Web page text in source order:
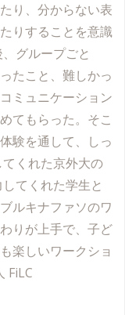
り、分からない表
りすることを意識
グループごと
たこと、難しかっ
ミュニケーション
てもらった。そこ
験を通して、しっ
くれた京外大の
てくれた学生と
ルキナファソのワ
りが上手で、子ど
楽しいワークショ
FiLC